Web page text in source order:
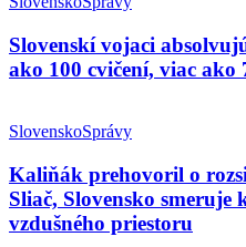
Slovenskí vojaci
ako 100 cvičení, viac
SlovenskoSprávy
Kaliňák prehovoril o
Sliač, Slovensko smeruje
vzdušného priestoru